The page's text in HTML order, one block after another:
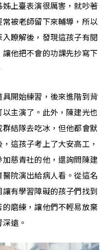
上臺表演很厲害，就吵著
被老師留下來輔導，所以
瞭解後，發現這孩子有閱
他把不會的功課先抄寫下
開始練習，後來進階到背
主演了。此外，陳建光也
結隊去吃冰，但他都會默
這孩子考上了大安高工，
慈青社的他，還詢問陳建
院演出給病人看。從這名
有學習障礙的孩子們找到
磨練，讓他們不輕易放棄
遠。